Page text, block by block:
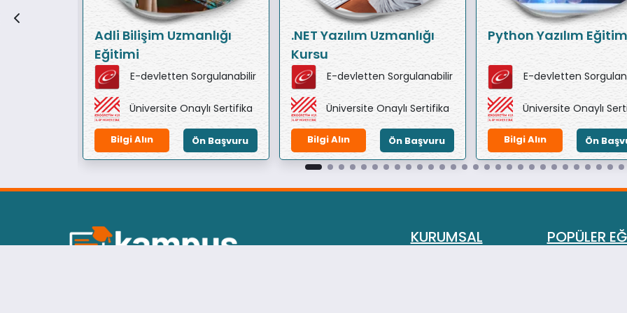
Adli Bilişim Uzmanlığı
Eğitimi
E-devletten Sorgulanabilir
Üniversite Onaylı Sertifika
Bilgi Alın Ön Başvuru
.NET Yazılım Uzmanlığı
Kursu
E-devletten Sorgulanabilir
Üniversite Onaylı Sertifika
Bilgi Alın Ön Başvuru
Python Yazılım
E-devletten
Üniversite Onaylı
Bilgi Alın Ön
KURUMSAL POPÜLER